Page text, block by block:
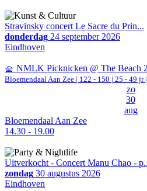
Stravinsky concert Le Sacre du Prin...
donderdag 24 september 2026
Eindhoven
🧺 NMLK Picknicken @ The Beach
Bloemendaal Aan Zee | 122 - 150 | 25 - 49 jr |
zo
30
aug
Bloemendaal Aan Zee
14.30 - 19.00
Uitverkocht - Concert Manu Chao -
zondag 30 augustus 2026
Eindhoven